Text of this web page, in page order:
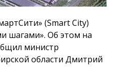
(Smart City)
шагами». Об этом на
министр
области Дмитрий